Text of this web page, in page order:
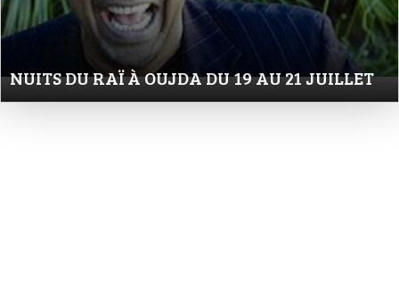
NUITS DU RAÏ À OUJDA DU 19 AU 21 JUILLET